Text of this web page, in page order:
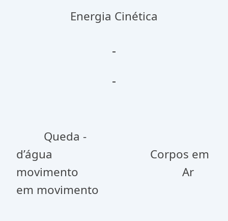
Energia Cinética
Queda -
d’água Corpos em
movimento Ar
em movimento